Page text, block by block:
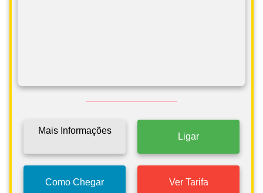
Mais Informações
Ligar
Como Chegar Ver Tarifa